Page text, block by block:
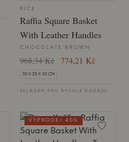
RICE
Raffia Square Basket
With Leather Handles
CHOCOLATE BROWN
968,34 Kč 774,21 Kč
30 X 25 X 30 CM
SKLADEM PRO RYCHLÉ DODÁNÍ
VÝPRODEJ 40%